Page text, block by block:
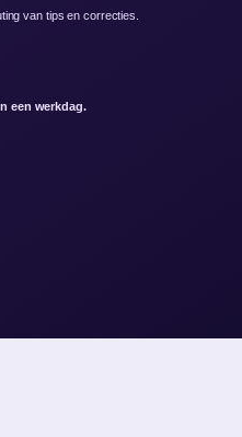
van tips en correcties.
een werkdag.